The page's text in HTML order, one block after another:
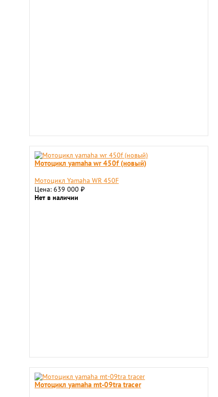
Мотоцикл yamaha wr 450f (новый)
Мотоцикл Yamaha WR 450F
Цена: 639 000 ₽
Нет в наличии
Мотоцикл yamaha mt-09tra tracer